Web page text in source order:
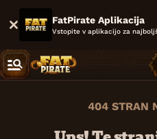
FatPirate Aplikacija
Vstopite v aplikacijo za
404 STRAN